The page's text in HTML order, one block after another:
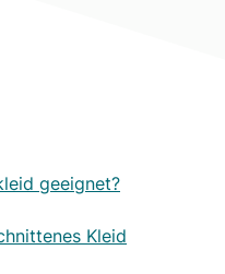
geeignet?
Kleid